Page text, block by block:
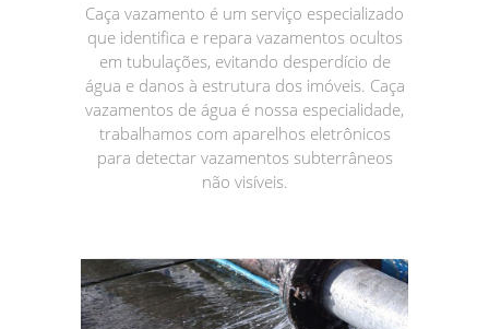
Caça vazamento é um serviço especializado
que identifica e repara vazamentos ocultos
em tubulações, evitando desperdício de
água e danos à estrutura dos imóveis. Caça
vazamentos de água é nossa especialidade,
trabalhamos com aparelhos eletrônicos
para detectar vazamentos subterrâneos
não visíveis.